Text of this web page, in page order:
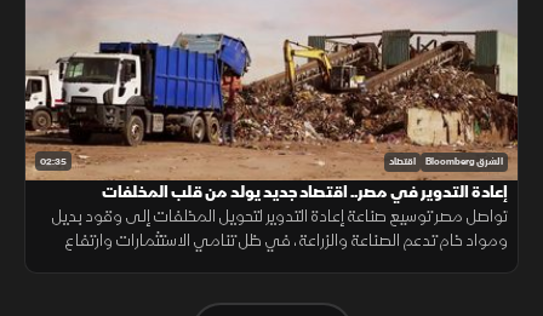
02:35 الشرق Bloomberg اقتصاد
إعادة التدوير في مصر.. اقتصاد جديد يولد من قلب المخلفات
تواصل مصر توسيع صناعة إعادة التدوير لتحويل المخلفات إلى وقود بديل
ومواد خام تدعم الصناعة والزراعة، في ظل تنامي الاستثمارات وارتفاع